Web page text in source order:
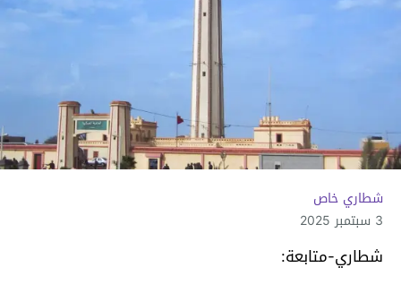
شطاري خاص
3 سبتمبر 2025
شطاري-متابعة: